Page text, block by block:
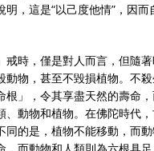
，這是“以己度他情”，因而
時，僅是對人而言，但隨著
動物，甚至不毀損植物。不
根」，令其享盡天然的壽命
、動物和植物。在佛陀時代
同的是，植物不能移動，而